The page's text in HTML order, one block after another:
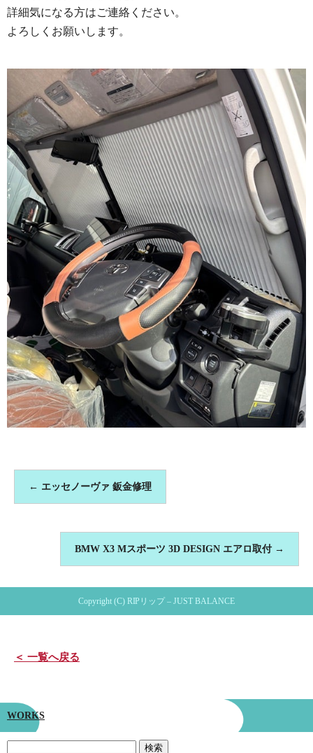
詳細気になる方はご連絡ください。
よろしくお願いします。
← エッセノーヴァ 鈑金修理
BMW X3 Mスポーツ 3D DESIGN エアロ取付 →
Copyright (C) RIPリップ – JUST BALANCE
＜ 一覧へ戻る
WORKS